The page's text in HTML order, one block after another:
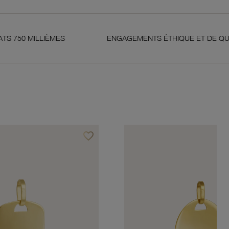
ENGAGEMENTS ÉTHIQUE ET DE QUALITÉ
favorite_borderAjouter à vos favoris